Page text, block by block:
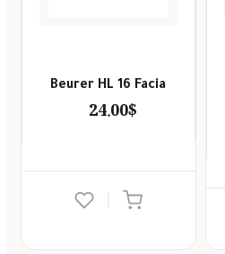
Beurer HL 16 Facia
24.00$
|